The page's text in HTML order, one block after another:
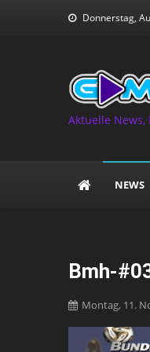
Donnerstag,
Aktuelle News,
NEWS
Bmh-
Montag, 11.